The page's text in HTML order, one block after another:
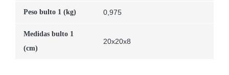
Peso bulto 1 (kg) 0,975
Medidas bulto 1
(cm)
20x20x8